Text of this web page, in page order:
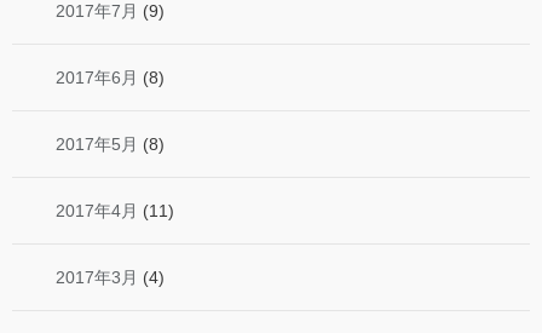
2017年7月 (9)
2017年6月 (8)
2017年5月 (8)
2017年4月 (11)
2017年3月 (4)